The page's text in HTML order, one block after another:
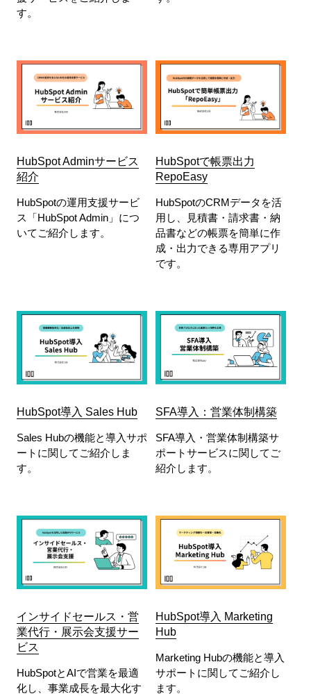
す。
HubSpot Adminサービス
紹介
HubSpotの運用支援サービ
ス「HubSpot Admin」につ
いてご紹介します。
HubSpotで帳票出力
RepoEasy
HubSpotのCRMデータを活
用し、見積書・請求書・納
品書などの帳票を簡単に作
成・出力できる専用アプリ
です。
HubSpot導入 Sales Hub
Sales Hubの機能と導入サポ
ートに関してご紹介しま
す。
SFA導入：営業体制構築
SFA導入・営業体制構築サ
ポートサービスに関してご
紹介します。
インサイドセールス・営
業代行・展示会支援サー
ビス
HubSpotとAIで営業を最適
化し、事業成長を最大化す
HubSpot導入 Marketing
Hub
Marketing Hubの機能と導入
サポートに関してご紹介し
ます。